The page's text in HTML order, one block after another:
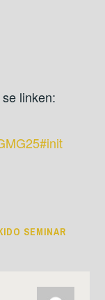
linken:
SEMINAR